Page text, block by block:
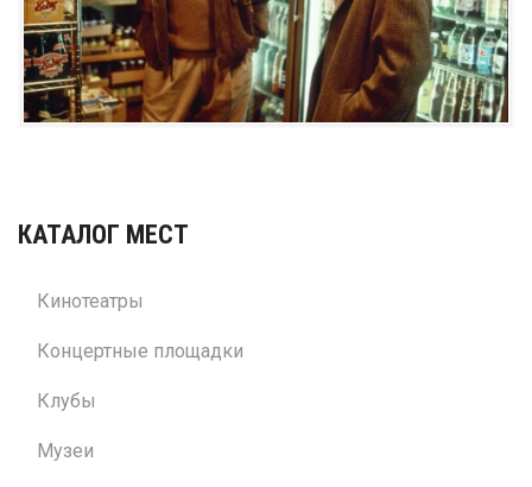
КАТАЛОГ МЕСТ
Кинотеатры
Концертные площадки
Клубы
Музеи